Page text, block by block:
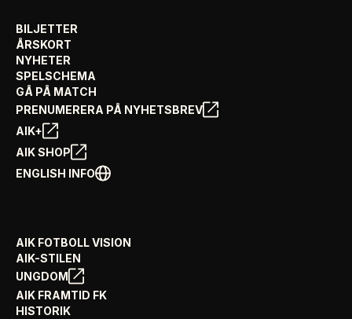
BILJETTER
ÅRSKORT
NYHETER
SPELSCHEMA
GÅ PÅ MATCH
PRENUMERERA PÅ NYHETSBREV
AIK+
AIK SHOP
ENGLISH INFO
AIK FOTBOLL VISION
AIK-STILEN
UNGDOM
AIK FRAMTID FK
HISTORIK